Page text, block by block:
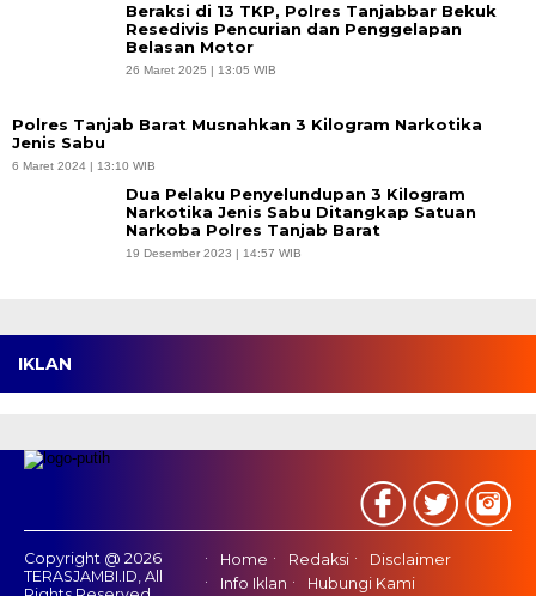
Beraksi di 13 TKP, Polres Tanjabbar Bekuk
Resedivis Pencurian dan Penggelapan
Belasan Motor
26 Maret 2025 | 13:05 WIB
Polres Tanjab Barat Musnahkan 3 Kilogram Narkotika
Jenis Sabu
6 Maret 2024 | 13:10 WIB
Dua Pelaku Penyelundupan 3 Kilogram
Narkotika Jenis Sabu Ditangkap Satuan
Narkoba Polres Tanjab Barat
19 Desember 2023 | 14:57 WIB
IKLAN
Copyright @ 2026
TERASJAMBI.ID, All
Home Redaksi
Disclaimer
Info Iklan
Hubungi Kami